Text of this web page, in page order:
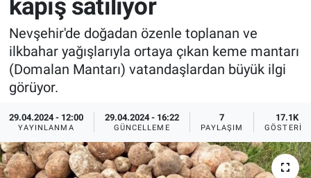
kapış satılıyor
Nevşehir'de doğadan özenle toplanan ve
ilkbahar yağışlarıyla ortaya çıkan keme mantarı
(Domalan Mantarı) vatandaşlardan büyük ilgi
görüyor.
29.04.2024 - 12:00
YAYINLANMA
29.04.2024 - 16:22
GÜNCELLEME
7
PAYLAŞIM
17.1K
GÖSTERIM
Sağlık
Yerel
Genel
Asayiş
İlan - Duyuru- Mesaj
Türkiye Gündemi
Sizden Gelenler
Yaşam
Sağlık
İlan - Duyuru- Mesaj
Türkiye Gündemi
Sizden Gelenler